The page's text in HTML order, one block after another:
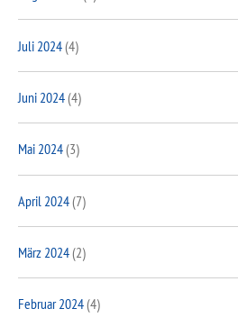
Juli 2024(4)
Juni 2024(4)
Mai 2024(3)
April 2024(7)
März 2024(2)
Februar 2024(4)